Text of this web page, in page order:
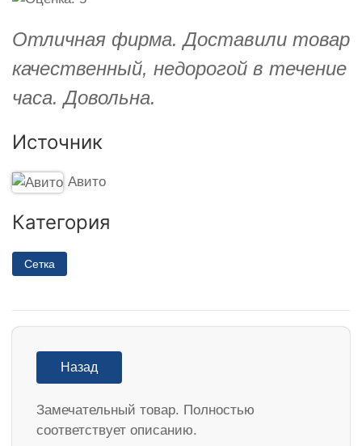
Отличная фирма. Доставили товар
качественный, недорогой в течение
часа. Довольна.
Источник
Авито
Категория
Сетка
Назад
Замечательный товар. Полностью
соответствует описанию.